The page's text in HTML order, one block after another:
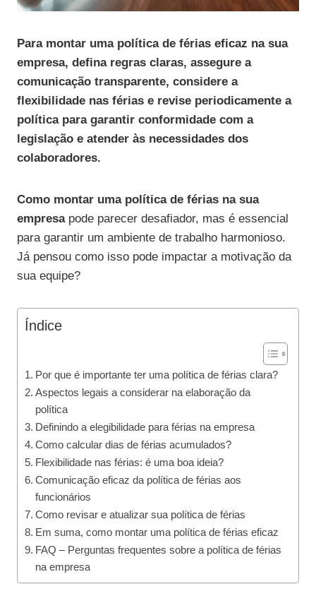
Para montar uma política de férias eficaz na sua
empresa, defina regras claras, assegure a
comunicação transparente, considere a
flexibilidade nas férias e revise periodicamente a
política para garantir conformidade com a
legislação e atender às necessidades dos
colaboradores.
Como montar uma política de férias na sua
empresapode parecer desafiador, mas é essencial
para garantir um ambiente de trabalho harmonioso.
Já pensou como isso pode impactar a motivação da
sua equipe?
Índice
Por que é importante ter uma política de férias clara?
Aspectos legais a considerar na elaboração da
política
Definindo a elegibilidade para férias na empresa
Como calcular dias de férias acumulados?
Flexibilidade nas férias: é uma boa ideia?
Comunicação eficaz da política de férias aos
funcionários
Como revisar e atualizar sua política de férias
Em suma, como montar uma política de férias eficaz
FAQ – Perguntas frequentes sobre a política de férias
na empresa